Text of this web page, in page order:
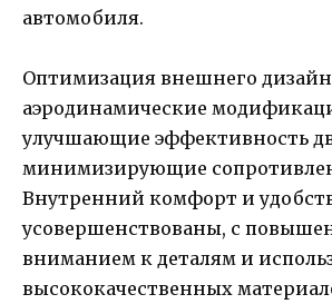
автомобиля.
Оптимизация внешнего
аэродинамические
улучшающие эффективность
минимизирующие
Внутренний комфорт и
усовершенствованы, с
вниманием к деталям и
высококачественных